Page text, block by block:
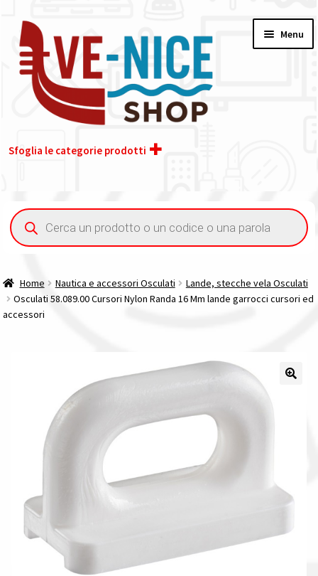
alla
navigazione
contenuto
Menu
Sfoglia le categorie prodotti
Acquisto iva 4% (agevolata)
Contatti
La nostra azienda
Condizioni generali
Acquisti in rete pubblica amministrazione
Assicurazione integrativa Garanzia3
Bonus fiscali 2025
Diritto di recesso
Ricerca
prodotti
Home Nautica e accessori Osculati
Lande, stecche vela Osculati
Osculati 58.089.00 Cursori Nylon Randa 16 Mm lande garrocci cursori ed
accessori